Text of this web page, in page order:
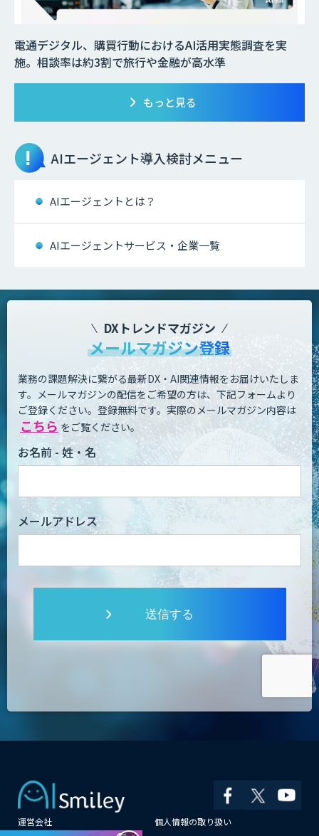
電通デジタル、購買行動におけるAI活用実態調査を実
施。相談率は約3割で旅行や金融が高水準
もっと見る
AIエージェント導入検討メニュー
AIエージェントとは？
AIエージェントサービス・企業一覧
DXトレンドマガジン
メールマガジン登録
業務の課題解決に繋がる最新DX・AI関連情報をお届けいたしま
す。 メールマガジンの配信をご希望の方は、下記フォームより
ご登録ください。登録無料です。 実際のメールマガジン内容は
こちら をご覧ください。
お名前 - 姓・名
メールアドレス
送信する
運営会社
個人情報の取り扱い